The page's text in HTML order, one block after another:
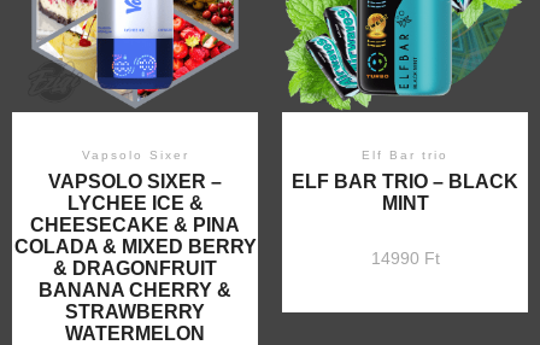
Vapsolo Sixer
VAPSOLO SIXER –
LYCHEE ICE &
CHEESECAKE & PINA
COLADA & MIXED BERRY
& DRAGONFRUIT
BANANA CHERRY &
STRAWBERRY
WATERMELON
Elf Bar trio
ELF BAR TRIO – BLACK
MINT
14990 Ft